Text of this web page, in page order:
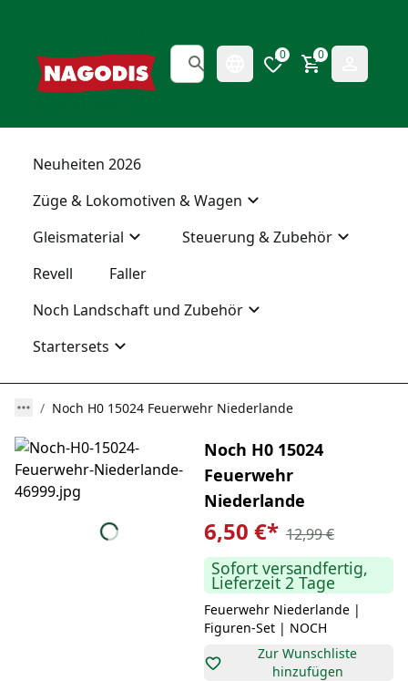
0 0
Neuheiten 2026
Züge & Lokomotiven & Wagen
Gleismaterial
Steuerung & Zubehör
Revell
Faller
Noch Landschaft und Zubehör
Startersets
Noch H0 15024 Feuerwehr Niederlande
Noch H0 15024
Feuerwehr
Niederlande
6,50 €* 12,99 €
Sofort versandfertig,
Lieferzeit 2 Tage
Feuerwehr Niederlande |
Figuren-Set | NOCH
Zur Wunschliste
hinzufügen